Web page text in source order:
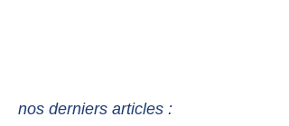
nos derniers articles :